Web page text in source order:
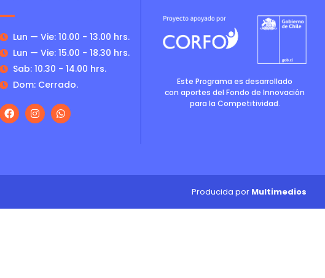
Lun — Vie: 10.00 - 13.00 hrs.
Lun — Vie: 15.00 - 18.30 hrs.
Sab: 10.30 - 14.00 hrs.
Dom: Cerrado.
Este Programa es desarrollado
con aportes del Fondo de Innovación
para la Competitividad.
Producida por Multimedios